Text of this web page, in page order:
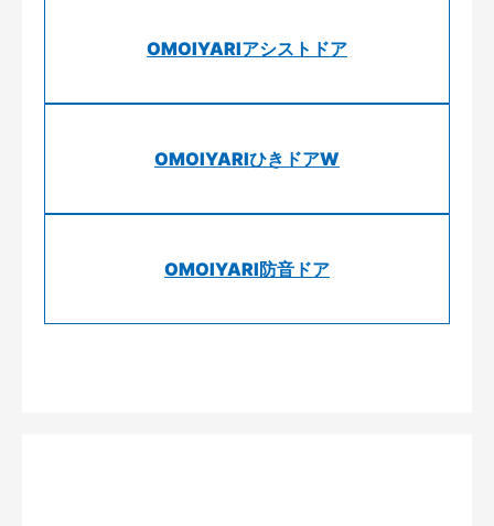
OMOIYARIアシストドア
OMOIYARIひきドアW
OMOIYARI防音ドア